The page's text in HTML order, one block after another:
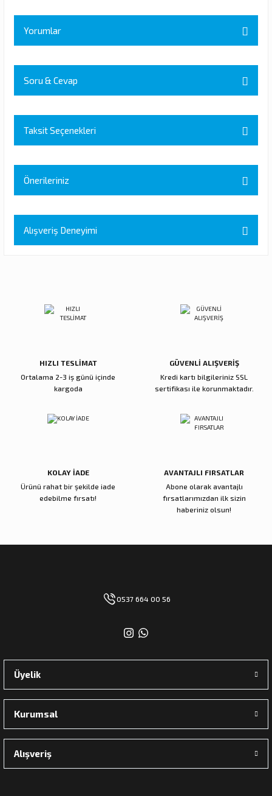
Yorumlar
Yorum Yaz
Soru & Cevap
Ürün hakkında henüz soru sorulmamış.
Soru Sor
Taksit Seçenekleri
Önerileriniz
tarafımıza iletebilirsiniz.
Görüş ve önerileriniz için teşekkür ederiz.
Ürün bilgilerinde hatalar bulunuyor.
Alışveriş Deneyimi
HIZLI TESLİMAT
Ortalama 2-3 iş günü içinde
kargoda
GÜVENLİ ALIŞVERİŞ
Kredi kartı bilgileriniz SSL
sertifikası ile korunmaktadır.
KOLAY İADE
Ürünü rahat bir şekilde iade
edebilme fırsatı!
AVANTAJLI FIRSATLAR
Abone olarak avantajlı
fırsatlarımızdan ilk sizin
haberiniz olsun!
0537 664 00 56
Üyelik
Kurumsal
Alışveriş